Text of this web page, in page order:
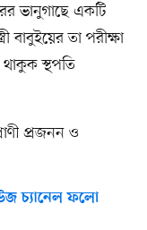
ভানুগাছে একটি
বাবুইয়ের তা পরীক্ষা
স্থপতি
প্রজনন ও
চ্যানেল ফলো